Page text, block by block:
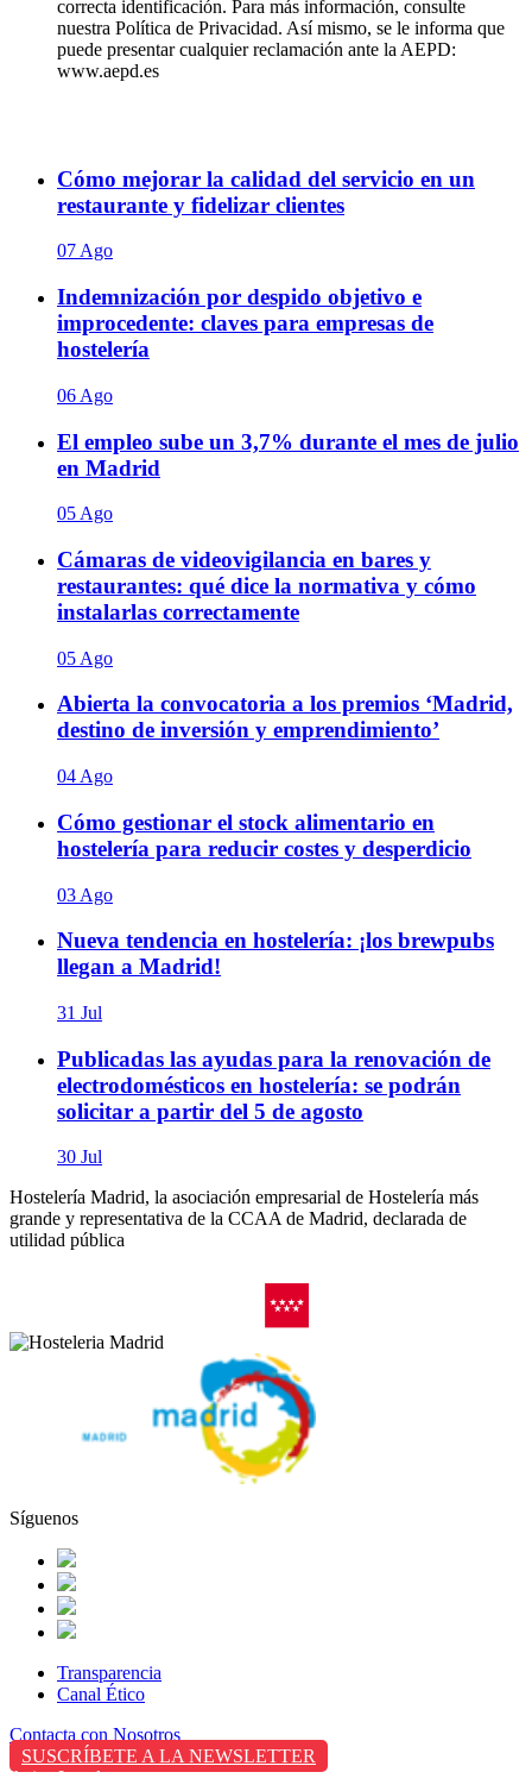
correcta identificación. Para más información, consulte
nuestra Política de Privacidad. Así mismo, se le informa que
puede presentar cualquier reclamación ante la AEPD:
www.aepd.es
Cómo mejorar la calidad del servicio en un
restaurante y fidelizar clientes
07 Ago
Indemnización por despido objetivo e
improcedente: claves para empresas de
hostelería
06 Ago
El empleo sube un 3,7% durante el mes de julio
en Madrid
05 Ago
Cámaras de videovigilancia en bares y
restaurantes: qué dice la normativa y cómo
instalarlas correctamente
05 Ago
Abierta la convocatoria a los premios ‘Madrid,
destino de inversión y emprendimiento’
04 Ago
Cómo gestionar el stock alimentario en
hostelería para reducir costes y desperdicio
03 Ago
Nueva tendencia en hostelería: ¡los brewpubs
llegan a Madrid!
31 Jul
Publicadas las ayudas para la renovación de
electrodomésticos en hostelería: se podrán
solicitar a partir del 5 de agosto
30 Jul
Hostelería Madrid, la asociación empresarial de Hostelería más
grande y representativa de la CCAA de Madrid, declarada de
utilidad pública
Síguenos
Transparencia
Canal Ético
Contacta con Nosotros
SUSCRÍBETE A LA NEWSLETTER
Aviso Legal